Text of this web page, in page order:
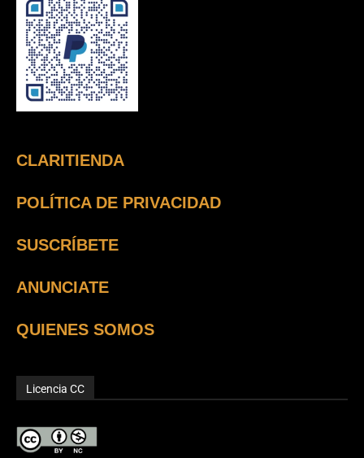
CLARITIENDA
POLÍTICA DE PRIVACIDAD
SUSCRÍBETE
ANUNCIATE
QUIENES SOMOS
Licencia CC